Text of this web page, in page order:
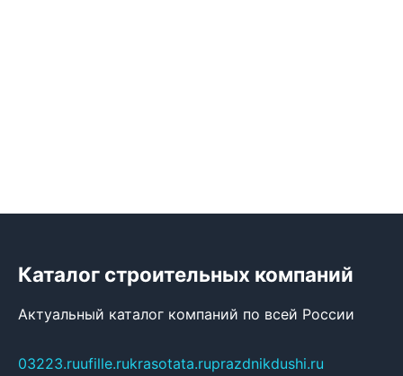
Каталог строительных компаний
Актуальный каталог компаний по всей России
03223.ruufille.rukrasotata.ruprazdnikdushi.ru